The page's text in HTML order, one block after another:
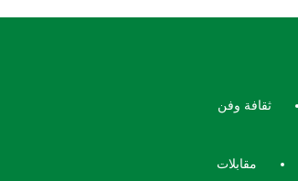
ثقافة وفن
مقابلات